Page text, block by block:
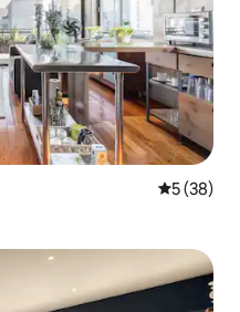
5 (38)